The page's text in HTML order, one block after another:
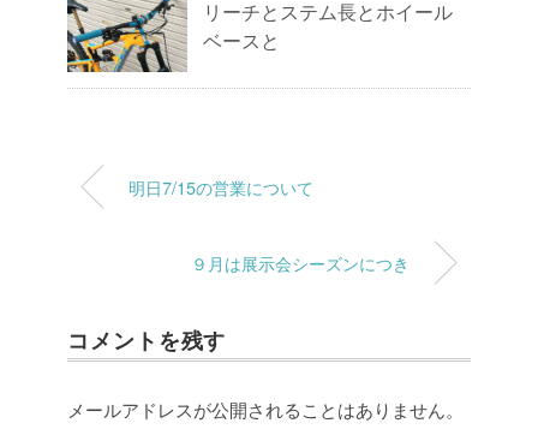
リーチとステム長とホイール
ベースと
明日7/15の営業について
９月は展示会シーズンにつき
コメントを残す
メールアドレスが公開されることはありません。